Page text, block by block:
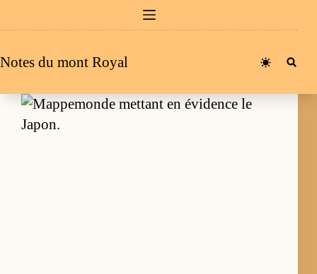
au
Notes du mont Royal